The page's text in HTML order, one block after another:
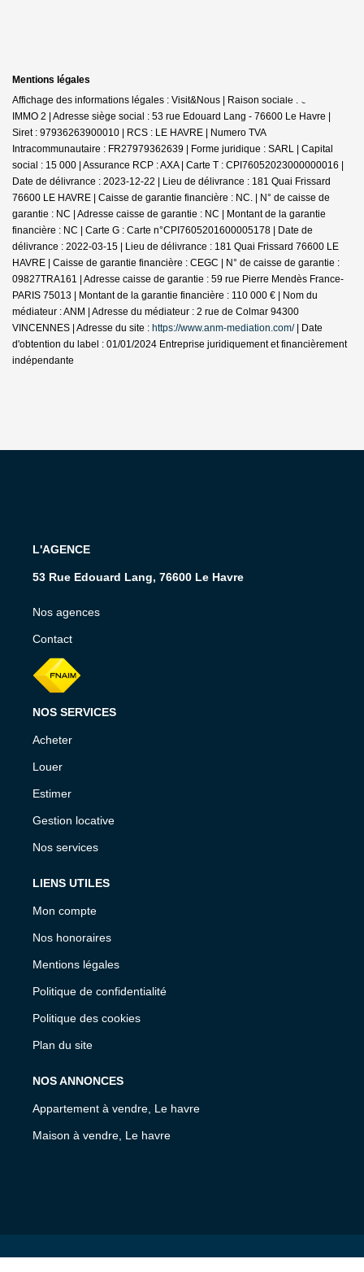
Mentions légales
Affichage des informations légales : Visit&Nous | Raison sociale : OUEST
IMMO 2 | Adresse siège social : 53 rue Edouard Lang - 76600 Le Havre |
Siret : 97936263900010 | RCS : LE HAVRE | Numero TVA
Intracommunautaire : FR27979362639 | Forme juridique : SARL | Capital
social : 15 000 | Assurance RCP : AXA | Carte T : CPI76052023000000016 |
Date de délivrance : 2023-12-22 | Lieu de délivrance : 181 Quai Frissard
76600 LE HAVRE | Caisse de garantie financière : NC. | N° de caisse de
garantie : NC | Adresse caisse de garantie : NC | Montant de la garantie
financière : NC | Carte G : Carte n°CPI7605201600005178 | Date de
délivrance : 2022-03-15 | Lieu de délivrance : 181 Quai Frissard 76600 LE
HAVRE | Caisse de garantie financière : CEGC | N° de caisse de garantie :
09827TRA161 | Adresse caisse de garantie : 59 rue Pierre Mendès France-
PARIS 75013 | Montant de la garantie financière : 110 000 € | Nom du
médiateur : ANM | Adresse du médiateur : 2 rue de Colmar 94300
VINCENNES | Adresse du site : https://www.anm-mediation.com/| Date
d'obtention du label : 01/01/2024 Entreprise juridiquement et financièrement
indépendante
L'AGENCE
53 Rue Edouard Lang, 76600 Le Havre
Nos agences
Contact
NOS SERVICES
Acheter
Louer
Estimer
Gestion locative
Nos services
LIENS UTILES
Mon compte
Nos honoraires
Mentions légales
Politique de confidentialité
Politique des cookies
Plan du site
NOS ANNONCES
Appartement à vendre, Le havre
Maison à vendre, Le havre